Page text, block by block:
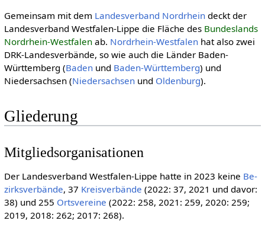
Gemeinsam mit dem Landesverband Nordrheindeckt der
Landesverband Westfalen-Lippe die Fläche des Bundeslands
Nordrhein-Westfalenab. Nordrhein-Westfalenhat also zwei
DRK-Landesverbände, so wie auch die Länder Baden-
Württemberg (Badenund Baden-Württemberg) und
Niedersachsen (Niedersachsenund Oldenburg).
Gliederung
Mitgliedsorganisationen
Der Landesverband Westfalen-Lippe hatte in 2023 keine Be­
zirks­ver­bän­de, 37 Kreis­verbände (2022: 37, 2021 und davor:
38) und 255 Ortsvereine (2022: 258, 2021: 259, 2020: 259;
2019, 2018: 262; 2017: 268).